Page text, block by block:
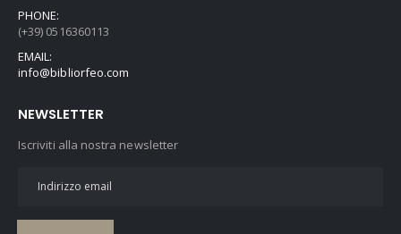
PHONE:
(+39) 0516360113
EMAIL:
info@bibliorfeo.com
NEWSLETTER
Iscriviti alla nostra newsletter